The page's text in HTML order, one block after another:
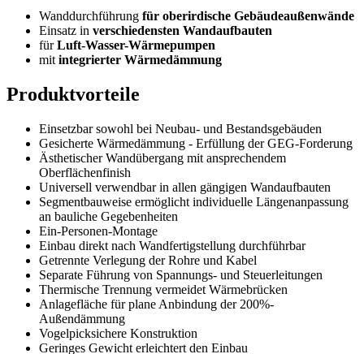
Wanddurchführung für oberirdische Gebäudeaußenwände
Einsatz in verschiedensten Wandaufbauten
fürLuft-Wasser-Wärmepumpen
mitintegrierter Wärmedämmung
Produktvorteile
Einsetzbar sowohl bei Neubau- und Bestandsgebäuden
Gesicherte Wärmedämmung - Erfüllung der GEG-Forderung
Ästhetischer Wandübergang mit ansprechendem
Oberflächenfinish
Universell verwendbar in allen gängigen Wandaufbauten
Segmentbauweise ermöglicht individuelle Längenanpassung
an bauliche Gegebenheiten
Ein-Personen-Montage
Einbau direkt nach Wandfertigstellung durchführbar
Getrennte Verlegung der Rohre und Kabel
Separate Führung von Spannungs- und Steuerleitungen
Thermische Trennung vermeidet Wärmebrücken
Anlagefläche für plane Anbindung der 200%-
Außendämmung
Vogelpicksichere Konstruktion
Geringes Gewicht erleichtert den Einbau